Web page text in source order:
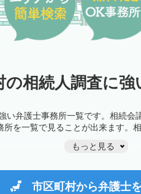
の相続人調査に
い弁護士事務所一覧です。相続
を一覧で見ることが出来ます。
もっと見る
市区町村から弁護士